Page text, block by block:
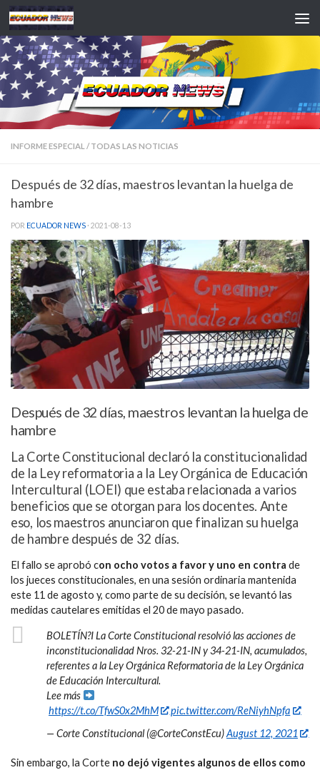
Saltar al contenido
INFORME ESPECIAL / TODAS LAS NOTICIAS
Después de 32 días, maestros levantan la huelga de
hambre
POR ECUADOR NEWS · 2021-08-13
Después de 32 días, maestros levantan la huelga de
hambre
La Corte Constitucional declaró la constitucionalidad
de la Ley reformatoria a la Ley Orgánica de Educación
Intercultural (LOEI) que estaba relacionada a varios
beneficios que se otorgan para los docentes. Ante
eso, los maestros anunciaron que finalizan su huelga
de hambre después de 32 días.
El fallo se aprobó con ocho votos a favor y uno en contra de
los jueces constitucionales, en una sesión ordinaria mantenida
este 11 de agosto y, como parte de su decisión, se levantó las
medidas cautelares emitidas el 20 de mayo pasado.
BOLETÍN?I La Corte Constitucional resolvió las acciones de
inconstitucionalidad Nros. 32-21-IN y 34-21-IN, acumulados,
referentes a la Ley Orgánica Reformatoria de la Ley Orgánica
de Educación Intercultural.
Lee más
https://t.co/TfwS0x2MhM
pic.twitter.com/ReNiyhNpfa
— Corte Constitucional (@CorteConstEcu)August 12, 2021
Sin embargo, la Corte no dejó vigentes algunos de ellos como